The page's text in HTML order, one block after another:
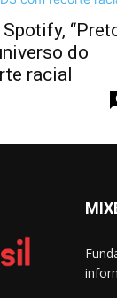
do
racial